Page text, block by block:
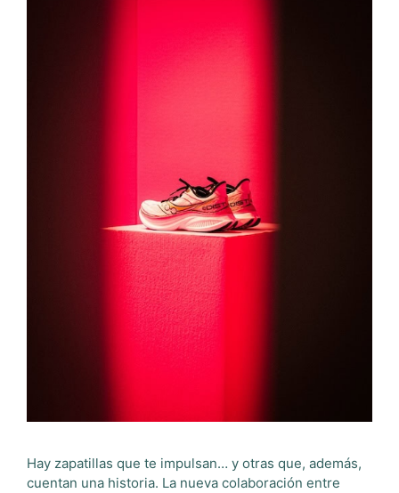
Hay zapatillas que te impulsan… y otras que, además,
cuentan una historia. La nueva colaboración entre